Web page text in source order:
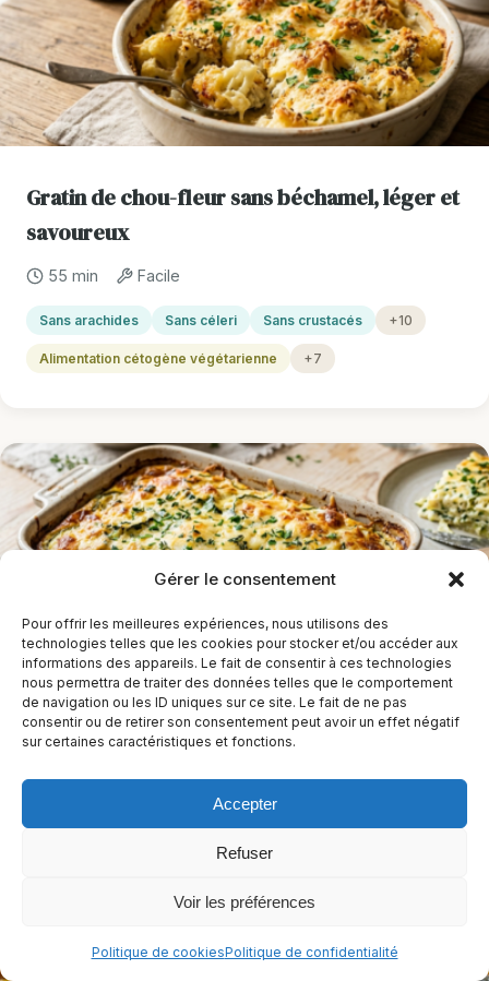
Gérer le consentement
Pour offrir les meilleures expériences, nous utilisons des
technologies telles que les cookies pour stocker et/ou accéder aux
informations des appareils. Le fait de consentir à ces technologies
nous permettra de traiter des données telles que le comportement
de navigation ou les ID uniques sur ce site. Le fait de ne pas
consentir ou de retirer son consentement peut avoir un effet négatif
sur certaines caractéristiques et fonctions.
Accepter
Refuser
Voir les préférences
Politique de cookiesPolitique de confidentialité
Gratin de chou-fleur sans béchamel, léger et
savoureux
55 min Facile
Sans arachides Sans céleri Sans crustacés +10
Alimentation cétogène végétarienne +7
Gratin de courgettes sans béchamel, léger et
savoureux
Sans céleri Sans crustacés
Alimentation cétogène végétarienne